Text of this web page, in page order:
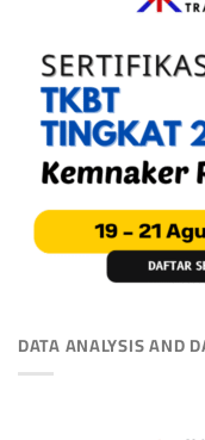
DATA ANALYSIS AND